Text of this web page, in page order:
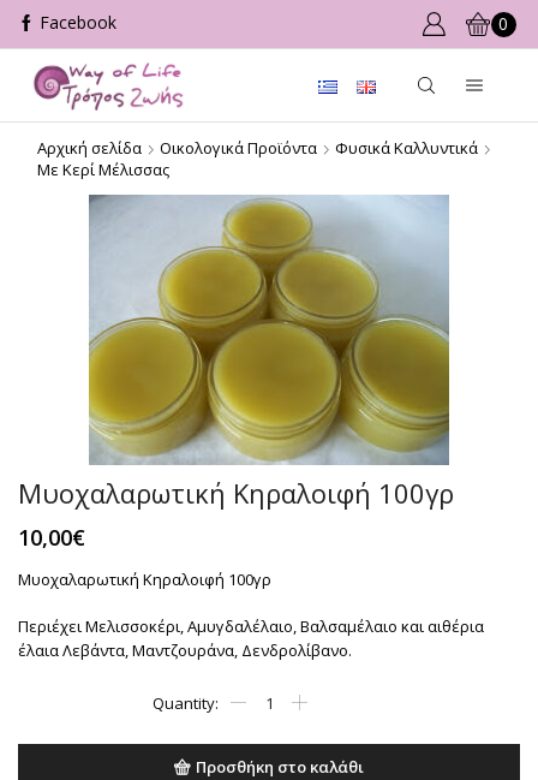
0
Αρχική σελίδα Οικολογικά Προϊόντα
Φυσικά Καλλυντικά
Με Κερί Μέλισσας
Μυοχαλαρωτική Κηραλοιφή 100γρ
10,00€
Μυοχαλαρωτική Κηραλοιφή 100γρ
Περιέχει Μελισσοκέρι, Αμυγδαλέλαιο, Βαλσαμέλαιο και αιθέρια
έλαια Λεβάντα, Μαντζουράνα, Δενδρολίβανο.
Κηραλοιφή
Προσθήκη στο καλάθι